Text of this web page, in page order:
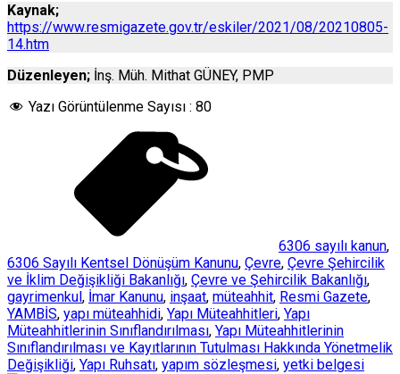
Kaynak;
https://www.resmigazete.gov.tr/eskiler/2021/08/20210805-
14.htm
Düzenleyen; İnş. Müh. Mithat GÜNEY, PMP
Yazı Görüntülenme Sayısı : 80
6306 sayılı kanun,
6306 Sayılı Kentsel Dönüşüm Kanunu, Çevre, Çevre Şehircilik
ve İklim Değişikliği Bakanlığı, Çevre ve Şehircilik Bakanlığı,
gayrimenkul, İmar Kanunu, inşaat, müteahhit, Resmi Gazete,
YAMBİS, yapı müteahhidi, Yapı Müteahhitleri, Yapı
Müteahhitlerinin Sınıflandırılması, Yapı Müteahhitlerinin
Sınıflandırılması ve Kayıtlarının Tutulması Hakkında Yönetmelik
Değişikliği, Yapı Ruhsatı, yapım sözleşmesi, yetki belgesi